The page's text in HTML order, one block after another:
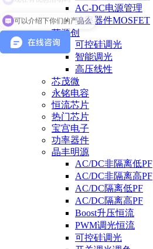
AC-DC电源管理
功率器件MOSFET
芯源创
可控硅调光
智能调光
高压线性
芯茂微
永铭电容
恒流芯片
热门芯片
宝宫电子
功率器件
晶丰明源
AC/DC非隔离低PF
AC/DC非隔离高PF
AC/DC隔离低PF
AC/DC隔离高PF
Boost升压恒流
PWM调光恒流
可控硅调光
可以介绍下你们的产品么